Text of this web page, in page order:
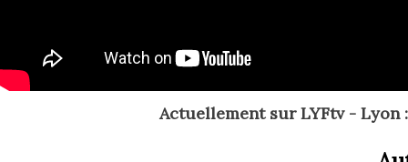
Actuellement sur LYFtv - Lyon :